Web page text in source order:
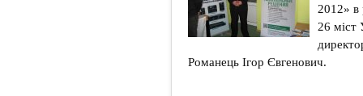
2012» в
26 міст
Романець Ігор Євгенович.